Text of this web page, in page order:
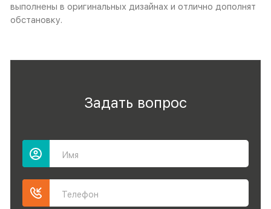
выполнены в оригинальных дизайнах и отлично дополнят
обстановку.
Задать вопрос
Имя
Телефон